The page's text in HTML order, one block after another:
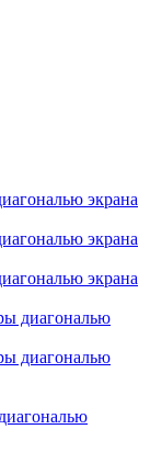
экрана
экрана
экрана
диагональю
диагональю